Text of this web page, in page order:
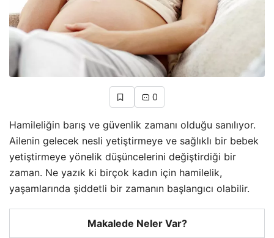
0
Hamileliğin barış ve güvenlik zamanı olduğu sanılıyor.
Ailenin gelecek nesli yetiştirmeye ve sağlıklı bir bebek
yetiştirmeye yönelik düşüncelerini değiştirdiği bir
zaman. Ne yazık ki birçok kadın için hamilelik,
yaşamlarında şiddetli bir zamanın başlangıcı olabilir.
Makalede Neler Var?